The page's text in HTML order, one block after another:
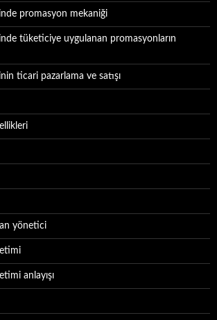
promasyon mekaniği
tüketiciye uygulanan promasyonların
ticari pazarlama ve satışı
yönetici
anlayışı